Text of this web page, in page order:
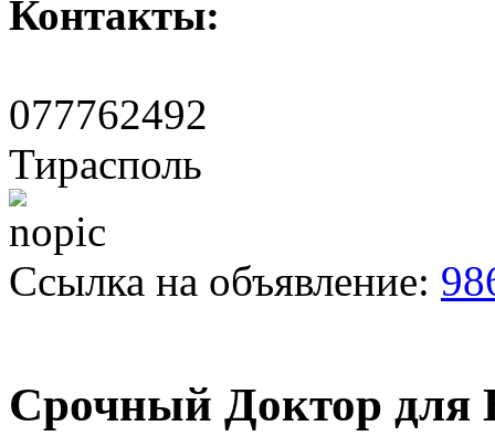
Контакты:
077762492
Тирасполь
Ссылка на объявление:
Срочный Доктор для